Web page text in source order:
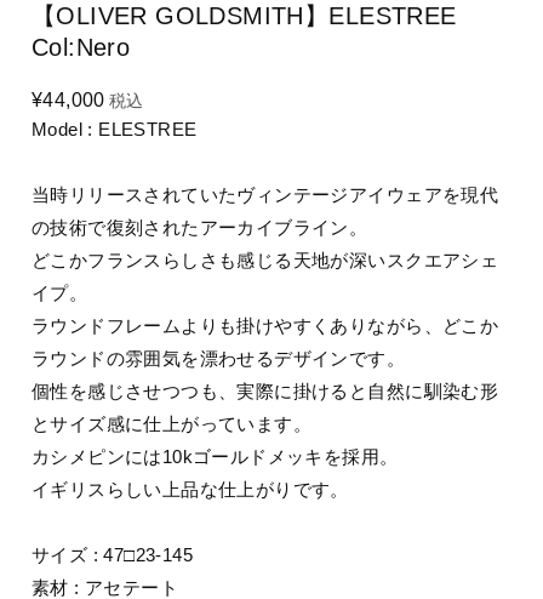
【OLIVER GOLDSMITH】ELESTREE
Col:Nero
¥44,000 税込
Model : ELESTREE
当時リリースされていたヴィンテージアイウェアを現代
の技術で復刻されたアーカイブライン。
どこかフランスらしさも感じる天地が深いスクエアシェ
イプ。
ラウンドフレームよりも掛けやすくありながら、どこか
ラウンドの雰囲気を漂わせるデザインです。
個性を感じさせつつも、実際に掛けると自然に馴染む形
とサイズ感に仕上がっています。
カシメピンには10kゴールドメッキを採用。
イギリスらしい上品な仕上がりです。
サイズ : 47□23-145
素材 : アセテート